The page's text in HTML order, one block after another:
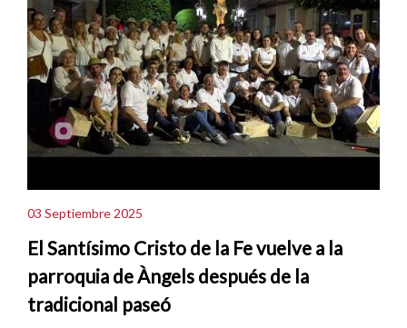
03 Septiembre 2025
El Santísimo Cristo de la Fe vuelve a la
parroquia de Àngels después de la
tradicional paseó